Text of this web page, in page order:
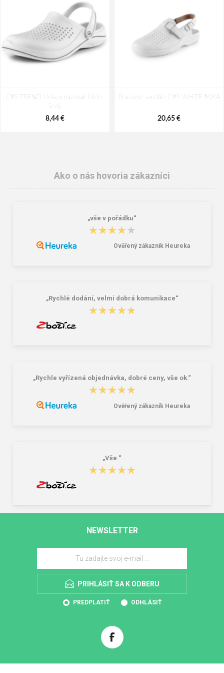
CXS TREND Unisex nazúvak bielo-
šedý
8,44 €
Pracovné sandále CXS WHITE MIKA
20,65 €
Ako o nás hovoria zákazníci
„vše v pořádku“
★★★★★
★★★★★
Ověřený zákazník Heureka
„Rychlé dodání, velmi dobrá komunikace“
★★★★★
★★★★★
„Rychle vyřízená objednávka, dobré ceny, vše ok.“
★★★★★
★★★★★
Ověřený zákazník Heureka
„Vše “
★★★★★
★★★★★
NEWSLETTER
PRIHLÁSIŤ SA K ODBERU
PREDPLATIŤ ODHLÁSIŤ